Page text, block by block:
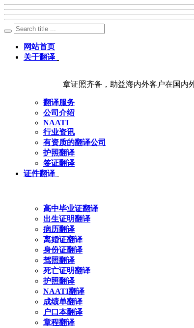
网站首页
关于翻译
章证照齐备，助益海内外客户在国内
翻译服务
公司介绍
NAATI
行业资讯
有资质的翻译公司
护照翻译
签证翻译
证件翻译
高中毕业证翻译
出生证明翻译
病历翻译
离婚证翻译
身份证翻译
驾照翻译
死亡证明翻译
护照翻译
NAATI翻译
成绩单翻译
户口本翻译
章程翻译